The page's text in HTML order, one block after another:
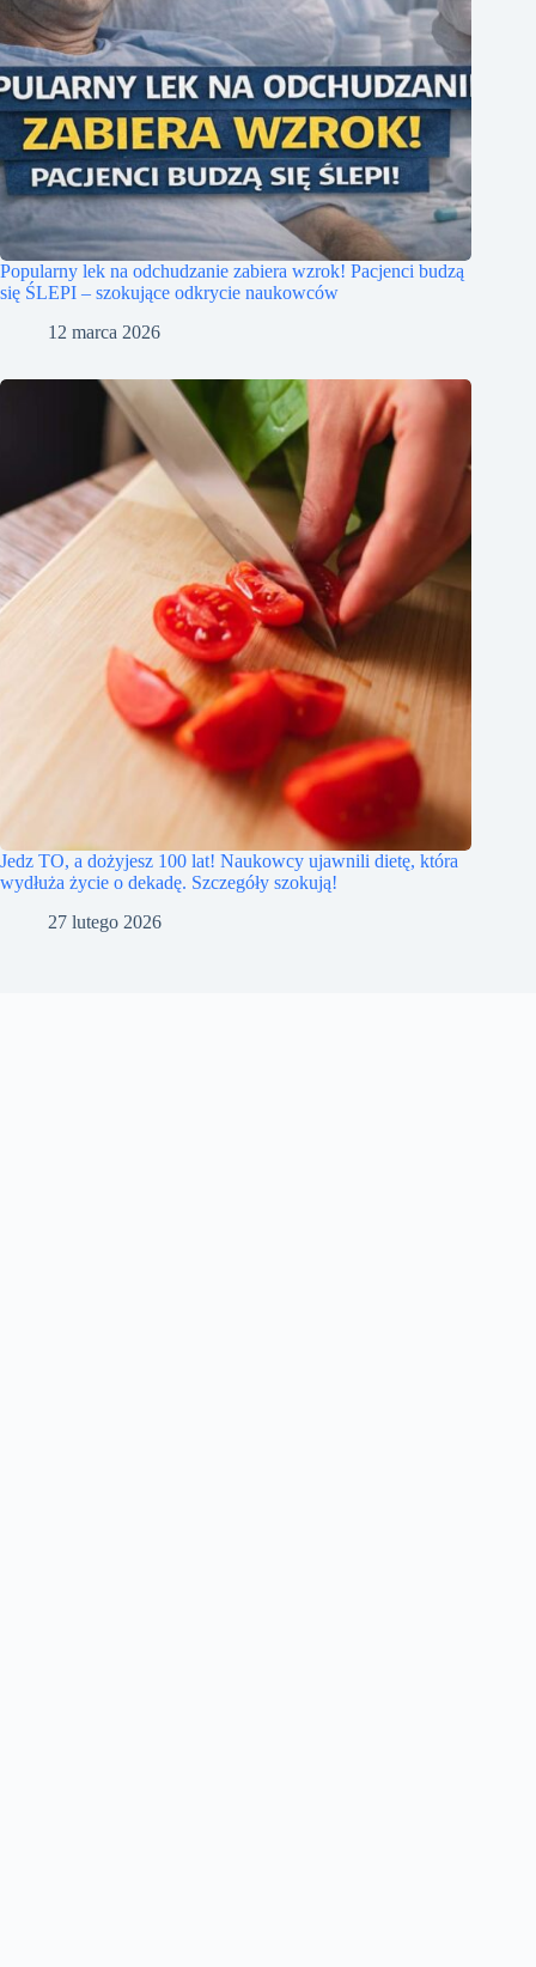
Popularny lek na odchudzanie zabiera wzrok! Pacjenci budzą
się ŚLEPI – szokujące odkrycie naukowców
12 marca 2026
Jedz TO, a dożyjesz 100 lat! Naukowcy ujawnili dietę, która
wydłuża życie o dekadę. Szczegóły szokują!
27 lutego 2026